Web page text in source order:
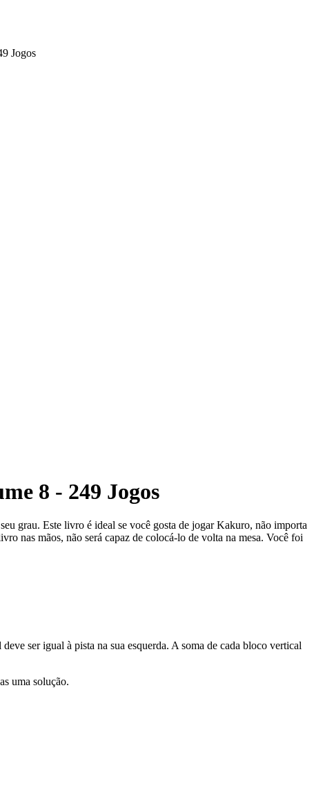
8 - 249 Jogos
grau. Este livro é ideal se você gosta de jogar Kakuro, não importa
nas mãos, não será capaz de colocá-lo de volta na mesa. Você foi
ser igual à pista na sua esquerda. A soma de cada bloco vertical
uma solução.